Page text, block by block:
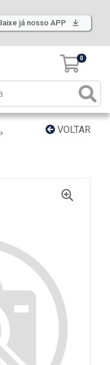
já nosso APP
0
VOLTAR